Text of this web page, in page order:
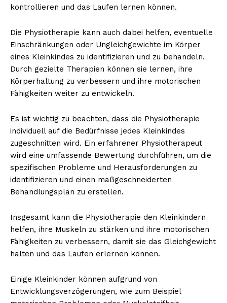
kostenlosen Newsletter
kontrollieren und das Laufen lernen können.
Die Physiotherapie kann auch dabei helfen, eventuelle
Einschränkungen oder Ungleichgewichte im Körper
eines Kleinkindes zu identifizieren und zu behandeln.
Durch gezielte Therapien können sie lernen, ihre
Körperhaltung zu verbessern und ihre motorischen
Fähigkeiten weiter zu entwickeln.
Es ist wichtig zu beachten, dass die Physiotherapie
individuell auf die Bedürfnisse jedes Kleinkindes
zugeschnitten wird. Ein erfahrener Physiotherapeut
wird eine umfassende Bewertung durchführen, um die
spezifischen Probleme und Herausforderungen zu
identifizieren und einen maßgeschneiderten
Behandlungsplan zu erstellen.
Insgesamt kann die Physiotherapie den Kleinkindern
helfen, ihre Muskeln zu stärken und ihre motorischen
Fähigkeiten zu verbessern, damit sie das Gleichgewicht
halten und das Laufen erlernen können.
Einige Kleinkinder können aufgrund von
Entwicklungsverzögerungen, wie zum Beispiel